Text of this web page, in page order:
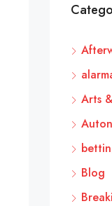
Arts
Blog